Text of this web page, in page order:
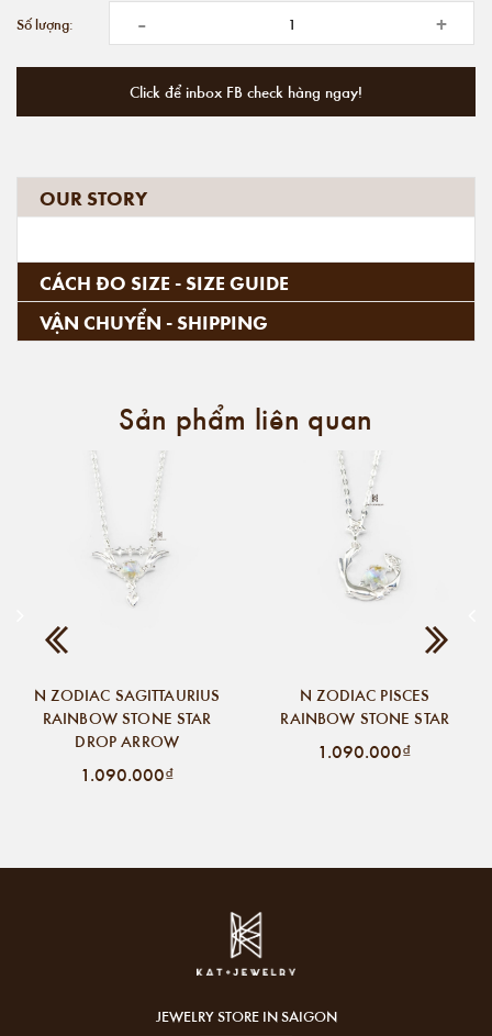
Số lượng: - +
Click để inbox FB check hàng ngay!
OUR STORY
CÁCH ĐO SIZE - SIZE GUIDE
VẬN CHUYỂN - SHIPPING
Sản phẩm liên quan
N ZODIAC SAGITTAURIUS
RAINBOW STONE STAR
DROP ARROW
1.090.000₫
N ZODIAC PISCES
RAINBOW STONE STAR
1.090.000₫
JEWELRY STORE IN SAIGON